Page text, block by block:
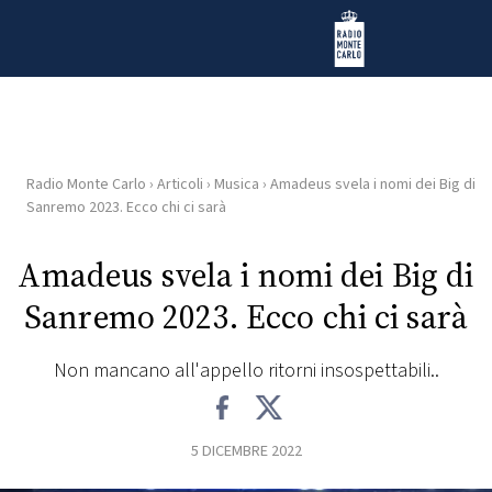
Radio Monte Carlo
HOME
RADIO
WEB
Radio Monte Carlo › Articoli › Musica › Amadeus svela i nomi dei Big di
Sanremo 2023. Ecco chi ci sarà
Amadeus svela i nomi dei Big di
Sanremo 2023. Ecco chi ci sarà
Non mancano all'appello ritorni insospettabili..
5 DICEMBRE 2022